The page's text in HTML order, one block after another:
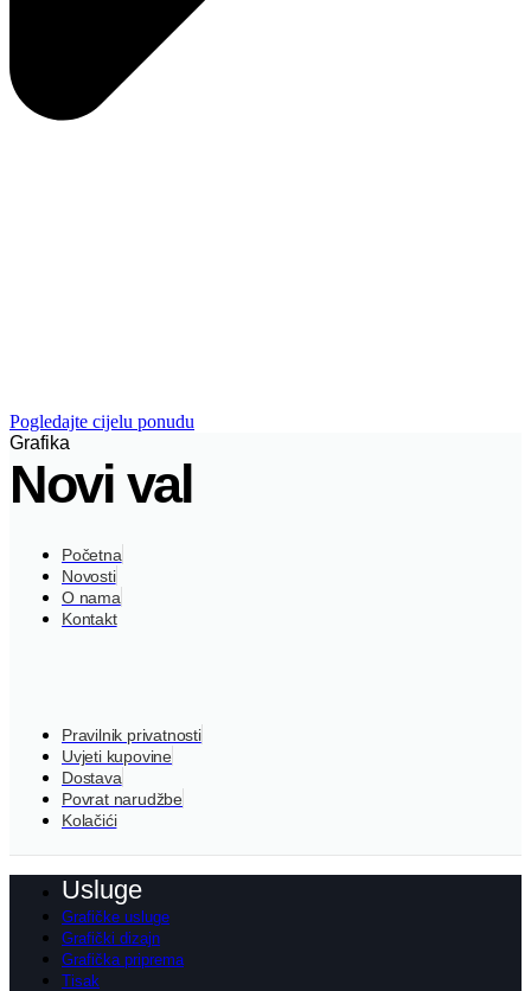
Pogledajte cijelu ponudu
Grafika
Novi val
Početna
Novosti
O nama
Kontakt
Pravilnik privatnosti
Uvjeti kupovine
Dostava
Povrat narudžbe
Kolačići
Usluge
Grafičke usluge
Grafički dizajn
Grafička priprema
Tisak